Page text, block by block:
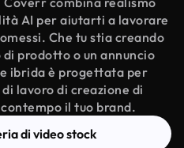
AI per aiutarti a lavorare
Che tu stia creando
prodotto o un annuncio
ibrida è progettata per
lavoro di creazione di
il tuo brand.
di video stock